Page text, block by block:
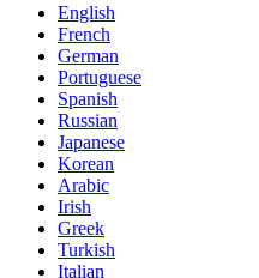
English
French
German
Portuguese
Spanish
Russian
Japanese
Korean
Arabic
Irish
Greek
Turkish
Italian